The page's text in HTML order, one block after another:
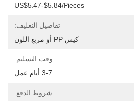
US$5.47-$5.84/pieces
تفاصيل التغليف:
كيس PP أو مربع اللون
وقت التسليم:
3-7 أيام عمل
شروط الدفع: